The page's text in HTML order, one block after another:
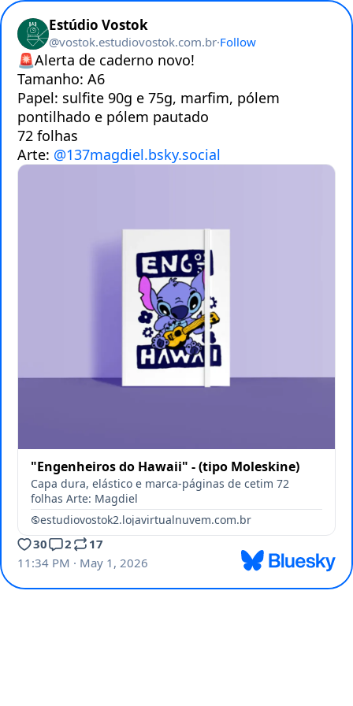
Estúdio Vostok
@vostok.estudiovostok.com.br·Follow
🚨Alerta de caderno novo!
Tamanho: A6
Papel: sulfite 90g e 75g, marfim, pólem
pontilhado e pólem pautado
72 folhas
Arte: @137magdiel.bsky.social
"Engenheiros do Hawaii" - (tipo Moleskine)
Capa dura, elástico e marca-páginas de cetim 72
folhas Arte: Magdiel
estudiovostok2.lojavirtualnuvem.com.br
30 2
17
11:34 PM · May 1, 2026